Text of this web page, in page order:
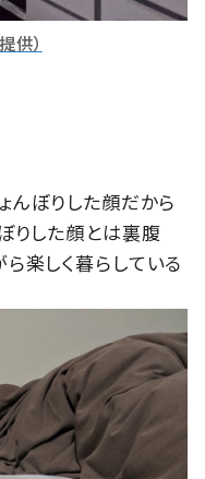
供）
んぼりした顔だから
りした顔とは裏腹
楽しく暮らしている